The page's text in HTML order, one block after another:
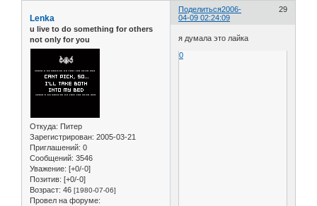
Поделиться 29
2006-
04-09 02:24:09
Lenka
u live to do something for others
not only for you
Откуда: Питер
Зарегистрирован: 2005-03-21
Приглашений: 0
Сообщений: 3546
Уважение: [+0/-0]
Позитив: [+0/-0]
Возраст: 46 [1980-07-06]
Провел на форуме:
я думала это лайка
0